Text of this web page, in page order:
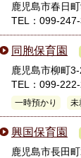
鹿児島市春日
TEL：099-
同胞保育園
鹿児島市柳町
TEL：099-
一時預かり 未
興国保育園
鹿児島市長田